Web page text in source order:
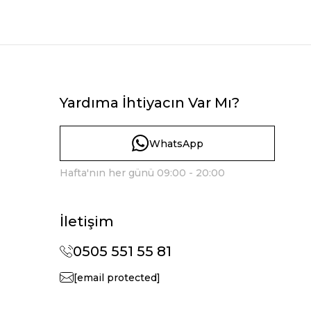
Yardıma İhtiyacın Var Mı?
WhatsApp
Hafta'nın her günü 09:00 - 20:00
İletişim
0505 551 55 81
[email protected]